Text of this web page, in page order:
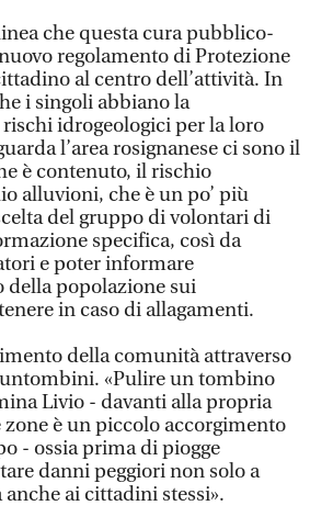
che questa cura pubblico-
regolamento di Protezione
al centro dell’attività. In
i singoli abbiano la
rischi idrogeologici per la loro
l’area rosignanese ci sono il
è contenuto, il rischio
alluvioni, che è un po’ più
del gruppo di volontari di
specifica, così da
e poter informare
della popolazione sui
in caso di allagamenti.
della comunità attraverso
«Pulire un tombino
Livio - davanti alla propria
è un piccolo accorgimento
- ossia prima di piogge
danni peggiori non solo a
ai cittadini stessi».